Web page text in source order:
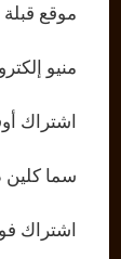
موقع قبلة
منيو
اشتراك
سما كلين
اشتراك